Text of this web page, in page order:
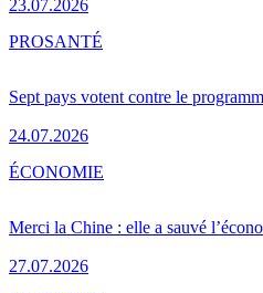
23.07.2026
Sept pays votent contre le
24.07.2026
PROSANTÉ
Merci la Chine : elle a sauvé
27.07.2026
ÉCONOMIE